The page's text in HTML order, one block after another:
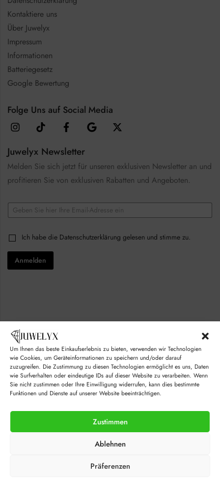
Um Ihnen das beste Einkaufserlebnis zu bieten, verwenden wir Technologien
wie Cookies, um Geräteinformationen zu speichern und/oder darauf
zuzugreifen. Die Zustimmung zu diesen Technologien ermöglicht es uns, Daten
wie Surfverhalten oder eindeutige IDs auf dieser Website zu verarbeiten. Wenn
Sie nicht zustimmen oder Ihre Einwilligung widerrufen, kann dies bestimmte
Funktionen und Dienste auf unserer Website beeinträchtigen.
Zustimmen
Ablehnen
Präferenzen
Kontaktiere uns
Über Juwelyx
Impressum
Informationen
Batteriegesetz
Google Bewertung
Folge Uns auf Social Media
Juwelyx Newsletter
Melden Sie sich jetzt für unseren exklusiven Newsletter an und
profitieren Sie von exklusiven Rabatten und Angeboten.
e
k
b
o
b
o
e
s
*
E
lC
h
e
k
*
Ich habe die Datenschutzerklärung gelesen und stimme zu.
Anmelden